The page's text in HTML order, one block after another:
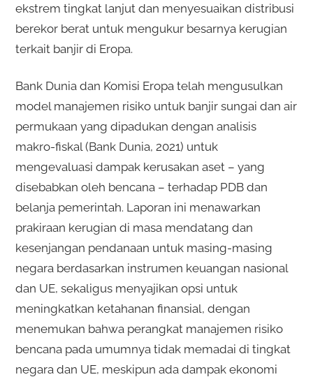
ekstrem tingkat lanjut dan menyesuaikan distribusi
berekor berat untuk mengukur besarnya kerugian
terkait banjir di Eropa.
Bank Dunia dan Komisi Eropa telah mengusulkan
model manajemen risiko untuk banjir sungai dan air
permukaan yang dipadukan dengan analisis
makro-fiskal (Bank Dunia, 2021) untuk
mengevaluasi dampak kerusakan aset – yang
disebabkan oleh bencana – terhadap PDB dan
belanja pemerintah. Laporan ini menawarkan
prakiraan kerugian di masa mendatang dan
kesenjangan pendanaan untuk masing-masing
negara berdasarkan instrumen keuangan nasional
dan UE, sekaligus menyajikan opsi untuk
meningkatkan ketahanan finansial, dengan
menemukan bahwa perangkat manajemen risiko
bencana pada umumnya tidak memadai di tingkat
negara dan UE, meskipun ada dampak ekonomi